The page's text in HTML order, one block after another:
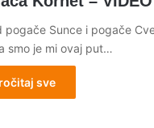
pogače Sunce i pogače
smo je mi ovaj put…
sve